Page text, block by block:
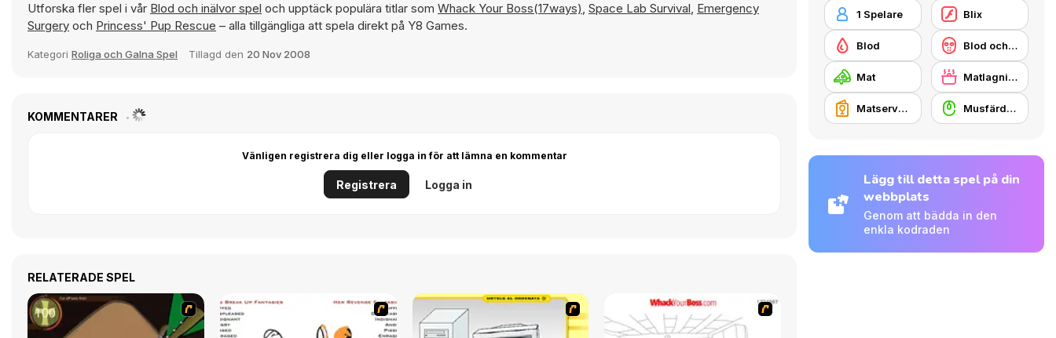
Utforska fler spel i vår Blod och inälvor spel och upptäck populära titlar som Whack Your Boss(17ways), Space Lab Survival, Emergency
Surgery och Princess' Pup Rescue – alla tillgängliga att spela direkt på Y8 Games.
Kategori Roliga och Galna Spel Tillagd den 20 Nov 2008
KOMMENTARER
Vänligen registrera dig eller logga in för att lämna en kommentar
Registrera Logga in
RELATERADE SPEL
1 Spelare Blix
Blod Blod och inälvor
Mat Matlagning
Matservering Musfärdighet
Lägg till detta spel på din
webbplats
Genom att bädda in den
enkla kodraden